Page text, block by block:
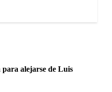
alejarse de Luis